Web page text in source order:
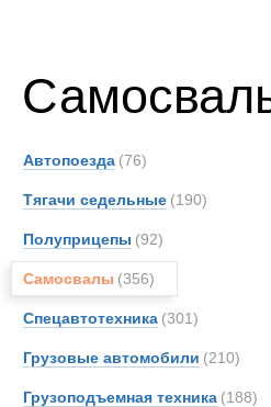
Автопоезда (76)
Тягачи седельные (190)
Полуприцепы (92)
Самосвалы (356)
Спецавтотехника (301)
Грузовые автомобили (210)
Грузоподъемная техника (188)